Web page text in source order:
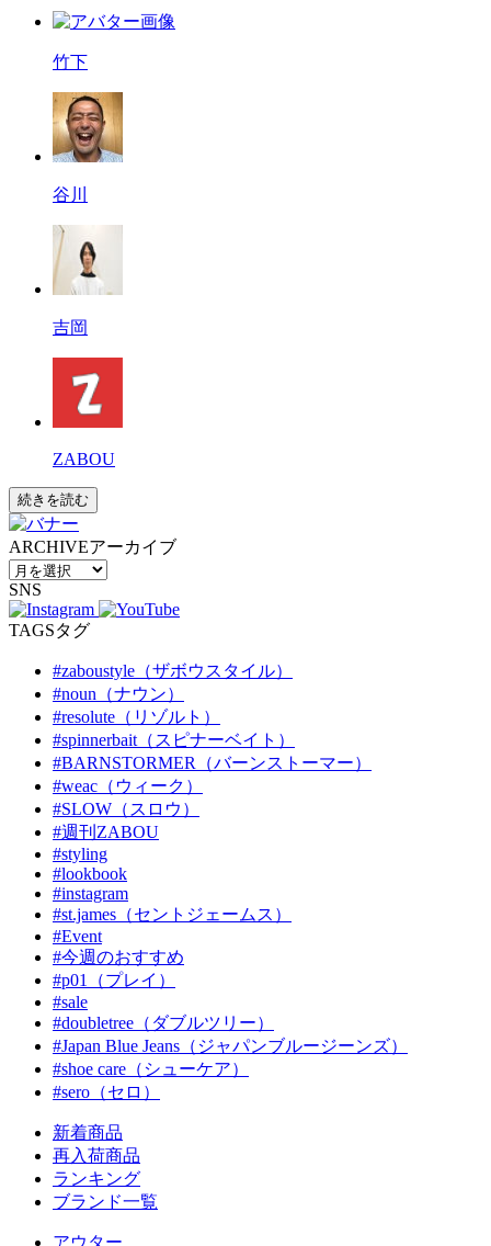
竹下
谷川
吉岡
ZABOU
続きを読む
ARCHIVEアーカイブ
SNS
TAGSタグ
#zaboustyle（ザボウスタイル）
#noun（ナウン）
#resolute（リゾルト）
#spinnerbait（スピナーベイト）
#BARNSTORMER（バーンストーマー）
#weac（ウィーク）
#SLOW（スロウ）
#週刊ZABOU
#styling
#lookbook
#instagram
#st.james（セントジェームス）
#Event
#今週のおすすめ
#p01（プレイ）
#sale
#doubletree（ダブルツリー）
#Japan Blue Jeans（ジャパンブルージーンズ）
#shoe care（シューケア）
#sero（セロ）
新着商品
再入荷商品
ランキング
ブランド一覧
アウター